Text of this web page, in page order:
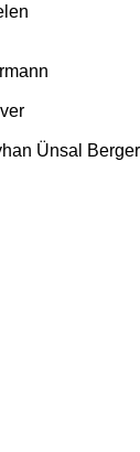
Ünsal Berger